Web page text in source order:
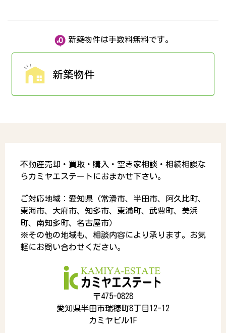
新築物件は手数料無料です。
新築物件
不動産売却・買取・購入・空き家相談・相続相談な
らカミヤエステートにおまかせ下さい。
ご対応地域：愛知県（常滑市、半田市、阿久比町、
東海市、大府市、知多市、東浦町、武豊町、美浜
町、南知多町、名古屋市）
※その他の地域も、相談内容により承ります。お気
軽にお問い合わせください。
〒475-0828
愛知県半田市瑞穂町8丁目12-12
カミヤビル1F